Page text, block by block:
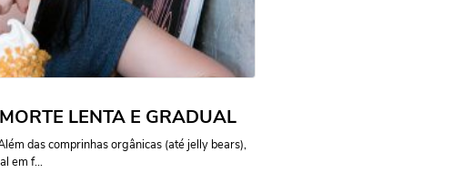
LENTA E GRADUAL
das comprinhas orgânicas (até jelly bears),
em f...